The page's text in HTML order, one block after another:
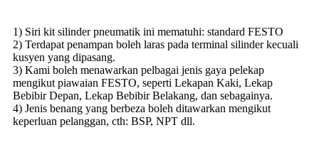
1) Siri kit silinder pneumatik ini mematuhi: standard FESTO
2) Terdapat penampan boleh laras pada terminal silinder kecuali
kusyen yang dipasang.
3) Kami boleh menawarkan pelbagai jenis gaya pelekap
mengikut piawaian FESTO, seperti Lekapan Kaki, Lekap
Bebibir Depan, Lekap Bebibir Belakang, dan sebagainya.
4) Jenis benang yang berbeza boleh ditawarkan mengikut
keperluan pelanggan, cth: BSP, NPT dll.